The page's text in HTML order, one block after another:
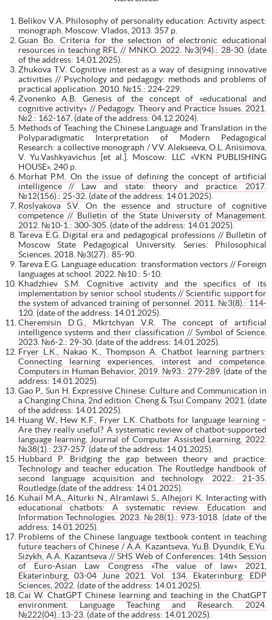
Belikov V.A. Philosophy of personality education: Activity aspect:
monograph. Moscow: Vlados, 2013. 357 p.
Guan Bo. Criteria for the selection of electronic educational
resources in teaching RFL // MNKO. 2022. №3(94).: 28-30. (date
of the address: 14.01.2025).
Zhukova T.V. Cognitive interest as a way of designing innovative
activities // Psychology and pedagogy: methods and problems of
practical application. 2010. №15.: 224-229.
Zvonenko A.B. Genesis of the concept of «educational and
cognitive activity» // Pedagogy. Theory and Practice Issues. 2021.
№2.: 162-167. (date of the address: 04.12.2024).
Methods of Teaching the Chinese Language and Translation in the
Polyparadigmatic Interpretation of Modern Pedagogical
Research: a collective monograph / V.V. Alekseeva, O.L. Anisimova,
V. Yu.Vashkyavichus [et al.]. Moscow: LLC «VKN PUBLISHING
HOUSE», 240 p.
Morhat P.M. On the issue of defining the concept of artificial
intelligence // Law and state: theory and practice. 2017.
№12(156).: 25-32. (date of the address: 14.01.2025).
Roslyakova S.V. On the essence and structure of cognitive
competence // Bulletin of the State University of Management.
2012. №10-1.: 300-305 . (date of the address: 14.01.2025).
Tareva E.G. Digital era and pedagogical professions // Bulletin of
Moscow State Pedagogical University. Series: Philosophical
Sciences. 2018. №3(27).: 85-90.
Tareva E.G. Language education: transformation vectors // Foreign
languages at school. 2022. №10.: 5-10.
Khadzhiev S.M. Cognitive activity and the specifics of its
implementation by senior school students // Scientific support for
the system of advanced training of personnel. 2011. №3(8).: 114-
120. (date of the address: 14.01.2025).
Cheremisin D.G., Mkrtchyan V.R. The concept of artificial
intelligence systems and their classification // Symbol of Science.
2023. №6-2.: 29-30. (date of the address: 14.01.2025).
Fryer L.K., Nakao K., Thompson A. Chatbot learning partners:
Connecting learning experiences, interest and competence.
Computers in Human Behavior, 2019. №93.: 279-289. (date of the
address: 14.01.2025).
Gao P., Sun H. Expressive Chinese: Culture and Communication in
a Changing China, 2nd edition. Cheng & Tsui Company. 2021 . (date
of the address: 14.01.2025).
Huang W., Hew K.F., Fryer L.K. Chatbots for language learning –
Are they really useful? A systematic review of chatbot-supported
language learning. Journal of Computer Assisted Learning, 2022.
№38(1).: 237-257. (date of the address: 14.01.2025).
Hubbard P. Bridging the gap between theory and practice:
Technology and teacher education. The Routledge handbook of
second language acquisition and technology. 2022.: 21-35.
Routledge.(date of the address: 14.01.2025).
Kuhail M.A., Alturki N., Alramlawi S., Alhejori K. Interacting with
educational chatbots: A systematic review. Education and
Information Technologies. 2023. №28(1).: 973-1018 . (date of the
address: 14.01.2025).
Problems of the Chinese language textbook content in teaching
future teachers of Chinese / A.A. Kazantseva, Yu.B. Dyundik, E.Yu.
Sizykh, A.A. Kazantseva // SHS Web of Conferences: 14th Session
of Euro-Asian Law Congress «The value of law» 2021,
Ekaterinburg, 03-04 June 2021. Vol. 134. Ekaterinburg: EDP
Sciences, 2022. (date of the address: 14.01.2025).
Cai W. ChatGPT Chinese learning and teaching in the ChatGPT
environment. Language Teaching and Research. 2024.
№222(04).:13-23. (date of the address: 14.01.2025).